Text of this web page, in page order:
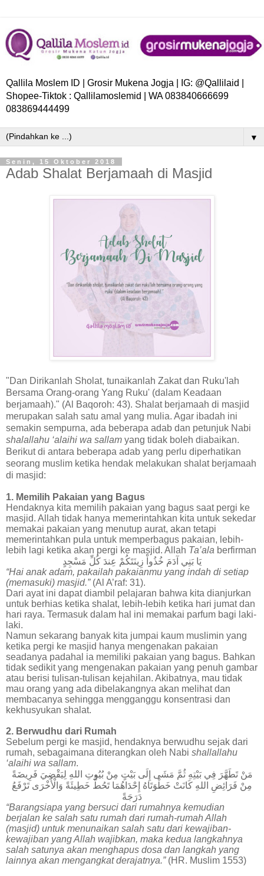
Qallila Moslem ID | Grosir Mukena Jogja | IG: @Qallilaid |
Shopee-Tiktok : Qallilamoslemid | WA 083840666699
083869444499
▼
Senin, 15 Oktober 2018
Adab Shalat Berjamaah di Masjid
"Dan Dirikanlah Sholat, tunaikanlah Zakat dan Ruku'lah
Bersama Orang-orang Yang Ruku' (dalam Keadaan
berjamaah)." (Al Baqoroh: 43). Shalat berjamaah di masjid
merupakan salah satu amal yang mulia. Agar ibadah ini
semakin sempurna, ada beberapa adab dan petunjuk Nabi
shalallahu ‘alaihi wa sallam yang tidak boleh diabaikan.
Berikut di antara beberapa adab yang perlu diperhatikan
seorang muslim ketika hendak melakukan shalat berjamaah
di masjid:
1. Memilih Pakaian yang Bagus
Hendaknya kita memilih pakaian yang bagus saat pergi ke
masjid. Allah tidak hanya memerintahkan kita untuk sekedar
memakai pakaian yang menutup aurat, akan tetapi
memerintahkan pula untuk memperbagus pakaian, lebih-
lebih lagi ketika akan pergi ke masjid. Allah Ta’ala berfirman
يَا بَنِي آدَمَ خُذُواْ زِينَتَكُمْ عِندَ كُلِّ مَسْجِدٍ
“Hai anak adam, pakailah pakaianmu yang indah di setiap
(memasuki) masjid.”(Al A’raf: 31).
Dari ayat ini dapat diambil pelajaran bahwa kita dianjurkan
untuk berhias ketika shalat, lebih-lebih ketika hari jumat dan
hari raya. Termasuk dalam hal ini memakai parfum bagi laki-
laki.
Namun sekarang banyak kita jumpai kaum muslimin yang
ketika pergi ke masjid hanya mengenakan pakaian
seadanya padahal ia memiliki pakaian yang bagus. Bahkan
tidak sedikit yang mengenakan pakaian yang penuh gambar
atau berisi tulisan-tulisan kejahilan. Akibatnya, mau tidak
mau orang yang ada dibelakangnya akan melihat dan
membacanya sehingga mengganggu konsentrasi dan
kekhusyukan shalat.
2. Berwudhu dari Rumah
Sebelum pergi ke masjid, hendaknya berwudhu sejak dari
rumah, sebagaimana diterangkan oleh Nabi shallallahu
‘alaihi wa sallam.
مَنْ تَطَهَّرَ فِي بَيْتِهِ ثُمَّ مَشَى إِلَى بَيْتٍ مِنْ بُيُوتِ اللهِ لِيَقْضِيَ فَرِيضَةً
مِنْ فَرَائِضِ اللهِ كَانَتْ خَطْوَتَاهُ إِحْدَاهُمَا تَحُطُّ خَطِيئَةً وَالْأُخْرَى تَرْفَعُ
دَرَجَةً
“Barangsiapa yang bersuci dari rumahnya kemudian
berjalan ke salah satu rumah dari rumah-rumah Allah
(masjid) untuk menunaikan salah satu dari kewajiban-
kewajiban yang Allah wajibkan, maka kedua langkahnya
salah satunya akan menghapus dosa dan langkah yang
lainnya akan mengangkat derajatnya.” (HR. Muslim 1553)